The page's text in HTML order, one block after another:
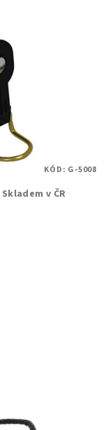
Skladem v ČR
KÓD: G-5008